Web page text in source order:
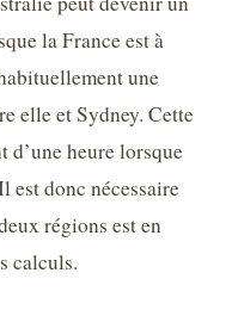
la France est à
une
elle et Sydney. Cette
d’une heure lorsque
est donc nécessaire
régions est en
calculs.